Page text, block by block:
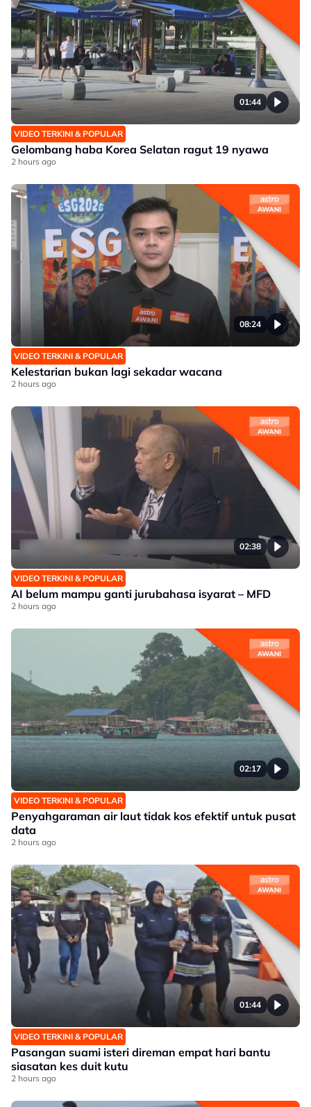
01:44
VIDEO TERKINI & POPULAR
Gelombang haba Korea Selatan ragut 19 nyawa
2 hours ago
08:24
VIDEO TERKINI & POPULAR
Kelestarian bukan lagi sekadar wacana
2 hours ago
02:38
VIDEO TERKINI & POPULAR
AI belum mampu ganti jurubahasa isyarat – MFD
2 hours ago
02:17
VIDEO TERKINI & POPULAR
Penyahgaraman air laut tidak kos efektif untuk pusat
data
2 hours ago
01:44
VIDEO TERKINI & POPULAR
Pasangan suami isteri direman empat hari bantu
siasatan kes duit kutu
2 hours ago